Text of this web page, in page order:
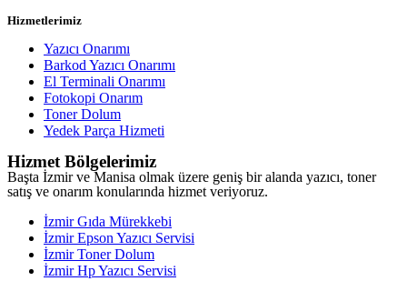
Hizmetlerimiz
Yazıcı Onarımı
Barkod Yazıcı Onarımı
El Terminali Onarımı
Fotokopi Onarım
Toner Dolum
Yedek Parça Hizmeti
Hizmet Bölgelerimiz
Başta İzmir ve Manisa olmak üzere geniş bir alanda yazıcı, toner
satış ve onarım konularında hizmet veriyoruz.
İzmir Gıda Mürekkebi
İzmir Epson Yazıcı Servisi
İzmir Toner Dolum
İzmir Hp Yazıcı Servisi